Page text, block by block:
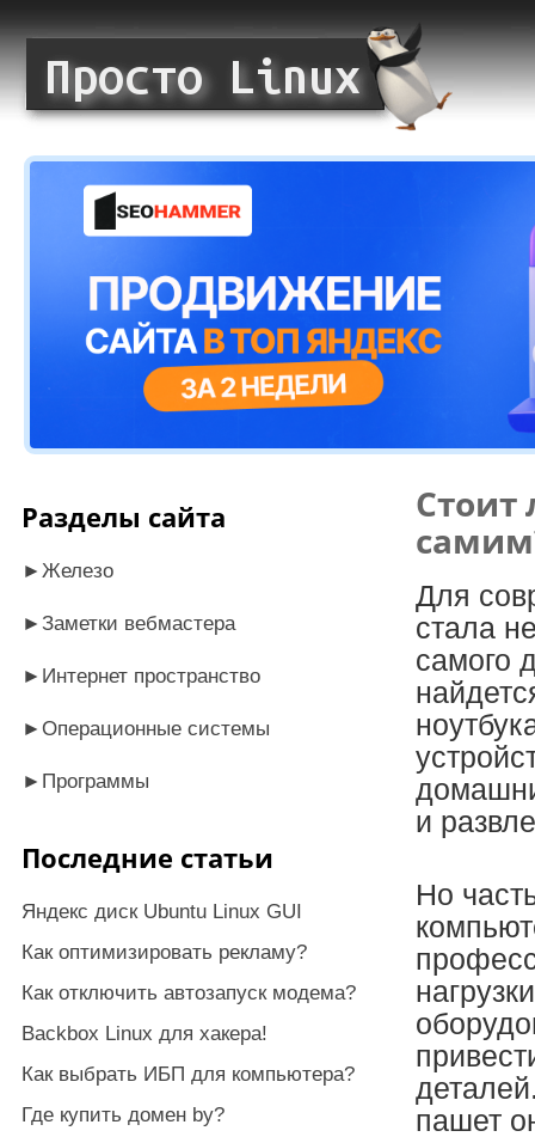
Стоит
Для
стала
самого
и
Но
пашет
Разделы сайта
► Железо
► Заметки вебмастера
► Интернет пространство
► Операционные системы
► Программы
Последние статьи
Яндекс диск Ubuntu Linux GUI
Как оптимизировать рекламу?
Как отключить автозапуск модема?
Backbox Linux для хакера!
Как выбрать ИБП для компьютера?
Где купить домен by?